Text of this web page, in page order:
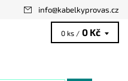
info@kabelkyprovas.cz
0 ks / 0 Kč